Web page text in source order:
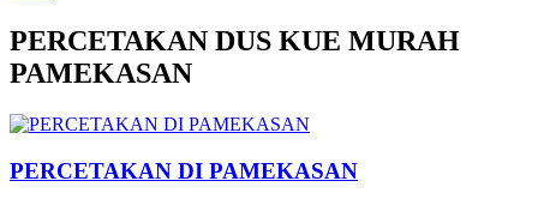
PERCETAKAN DUS KUE MURAH
PAMEKASAN
PERCETAKAN DI PAMEKASAN